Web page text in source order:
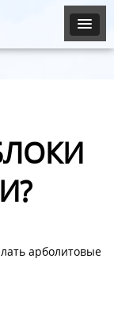
арболитовые